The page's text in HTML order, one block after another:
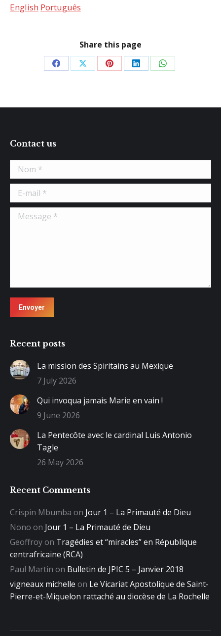
English Português
Share this page
PartagerPartagerPartagerPartagerPartager
Contact us
Nom *
E-mail *
Message *
Envoyer
Recent posts
La mission des Spiritains au Mexique
7 July 2026
Qui invoqua jamais Marie en vain !
9 June 2026
La Pentecôte avec le cardinal Luis Antonio
Tagle
26 May 2026
Recent Comments
Crispin Mbumba on Jour 1 – La Primauté de Dieu
Nono on Jour 1 – La Primauté de Dieu
Geoffroyon Tragédies et “miracles” en République
centrafricaine (RCA)
Paul Martin on Bulletin de JPIC 5 – Janvier 2018
vigneaux michelle on Le Vicariat Apostolique de Saint-
Pierre-et-Miquelon rattaché au diocèse de La Rochelle